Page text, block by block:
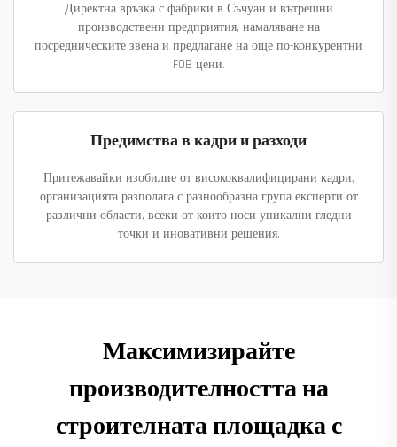
Директна връзка с фабрики в Съчуан и вътрешни
производствени предприятия, намаляване на
посредническите звена и предлагане на още по-конкурентни
FOB цени.
Предимства в кадри и разходи
Притежавайки изобилие от висококвалифицирани кадри,
организацията разполага с разнообразна група експерти от
различни области, всеки от които носи уникални гледни
точки и иновативни решения.
Максимизирайте
производителността на
строителната площадка с